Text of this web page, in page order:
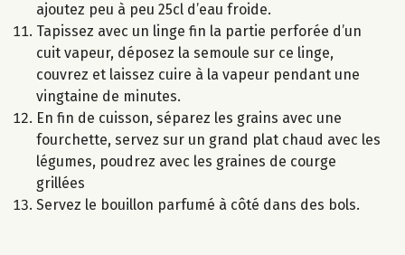
ajoutez peu à peu 25cl d’eau froide.
Tapissez avec un linge fin la partie perforée d’un
cuit vapeur, déposez la semoule sur ce linge,
couvrez et laissez cuire à la vapeur pendant une
vingtaine de minutes.
En fin de cuisson, séparez les grains avec une
fourchette, servez sur un grand plat chaud avec les
légumes, poudrez avec les graines de courge
grillées
Servez le bouillon parfumé à côté dans des bols.